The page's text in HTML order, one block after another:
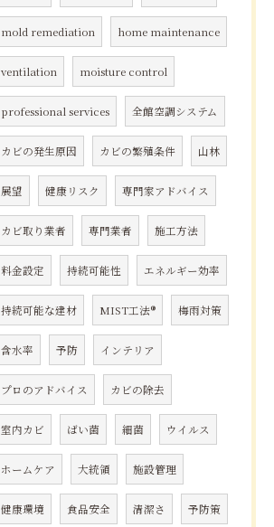
mold remediation home maintenance
ventilation moisture control
professional services 全館空調システム
カビの発生原因 カビの繁殖条件 山林
展望 健康リスク 専門家アドバイス
カビ取り業者 専門業者 施工方法
料金設定 持続可能性 エネルギー効率
持続可能な建材 MIST工法® 梅雨対策
含水率 予防 インテリア
プロのアドバイス カビの除去
室内カビ ばい菌 細菌 ウイルス
ホームケア 大統領 施設管理
健康環境 食品安全 清潔さ 予防策